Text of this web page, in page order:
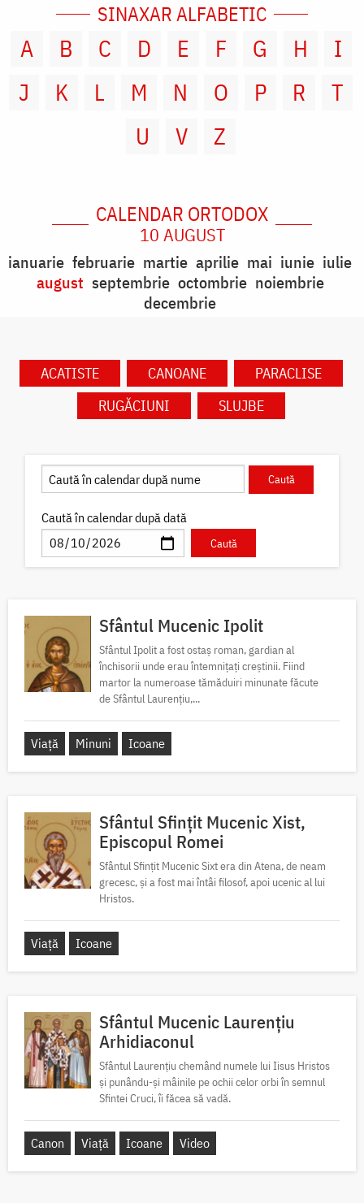
SINAXAR ALFABETIC
A B C D E F G H
I
J
K L M N O P R
T
U
V Z
CALENDAR ORTODOX
10 AUGUST
ianuarie februarie martie aprilie mai iunie iulie
august septembrie octombrie noiembrie
decembrie
ACATISTE CANOANE
PARACLISE
RUGĂCIUNI
SLUJBE
Caută în calendar după dată
Sfântul Mucenic Ipolit
Sfântul Ipolit a fost ostaș roman, gardian al
închisorii unde erau întemnițați creștinii. Fiind
martor la numeroase tămăduiri minunate făcute
de Sfântul Laurențiu,...
Viață Minuni Icoane
Sfântul Sfințit Mucenic Xist,
Episcopul Romei
Sfântul Sfințit Mucenic Sixt era din Atena, de neam
grecesc, și a fost mai întâi filosof, apoi ucenic al lui
Hristos.
Viață Icoane
Sfântul Mucenic Laurențiu
Arhidiaconul
Sfântul Laurențiu chemând numele lui Iisus Hristos
și punându-și mâinile pe ochii celor orbi în semnul
Sfintei Cruci, îi făcea să vadă.
Canon Viață Icoane Video